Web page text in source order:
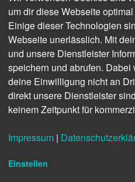
Im Seminar Umgang mit
entdecken Sie Ihre
Wandels. Entwickeln Sie
neue Handlungsspielräume
Veränderungen konstruktiv
praktischen Tools, Zeit für
erhalten Sie Impulse für
Selbstvertrauen im
effizienter
Das Ergebnis:
Sie
um dir diese Webseite
Einige dieser Technologien
Webseite unerlässlich. Mit
und unsere Dienstleister
speichern und abrufen.
deine Einwilligung nicht an
direkt unsere Dienstleister
keinem Zeitpunkt für
Impressum |
Einstellen